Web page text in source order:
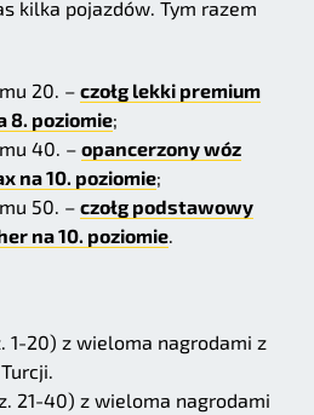
kilka pojazdów. Tym razem
20. – czołg lekki premium
8. poziomie;
40. – opancerzony wóz
na 10. poziomie;
50. – czołg podstawowy
na 10. poziomie
1-20) z wieloma nagrodami z
21-40) z wieloma nagrodami